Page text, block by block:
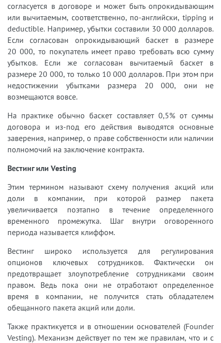
согласуется в договоре и может быть опрокидывающим
или вычитаемым, соответственно, по-английски, tipping и
deductible. Например, убытки составили 30 000 долларов.
Если согласован опрокидывающий баскет в размере
20 000, то покупатель имеет право требовать всю сумму
убытков. Если же согласован вычитаемый баскет в
размере 20 000, то только 10 000 долларов. При этом при
недостижении убытками размера 20 000, они не
возмещаются вовсе.
На практике обычно баскет составляет 0,5% от суммы
договора и из-под его действия выводятся основные
заверения, например, о праве собственности или наличии
полномочий на заключение контракта.
Вестинг или Vesting
Этим термином называют схему получения акций или
доли в компании, при которой размер пакета
увеличивается поэтапно в течение определенного
временного промежутка. Шаг внутри оговоренного
периода называется клиффом.
Вестинг широко используется для регулирования
опционов ключевых сотрудников. Фактически он
предотвращает злоупотребление сотрудниками своим
правом. Ведь пока они не отработают определенное
время в компании, не получится стать обладателем
обещанного пакета акций или доли.
Также практикуется и в отношении основателей (Founder
Vesting). Механизм действует по тем же правилам, что и с